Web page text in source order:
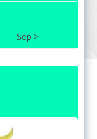
Sep >